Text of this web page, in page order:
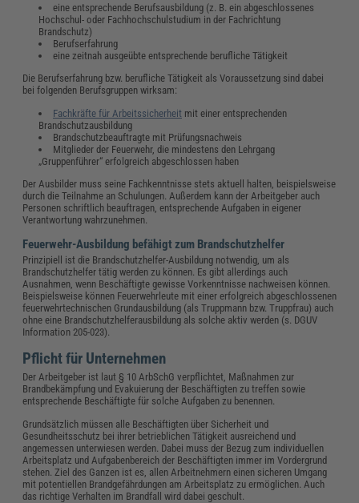
eine entsprechende Berufsausbildung (z. B. ein abgeschlossenes
Hochschul- oder Fachhochschulstudium in der Fachrichtung
Brandschutz)
Berufserfahrung
eine zeitnah ausgeübte entsprechende berufliche Tätigkeit
Die Berufserfahrung bzw. berufliche Tätigkeit als Voraussetzung sind dabei
bei folgenden Berufsgruppen wirksam:
Fachkräfte für Arbeitssicherheit mit einer entsprechenden
Brandschutzausbildung
Brandschutzbeauftragte mit Prüfungsnachweis
Mitglieder der Feuerwehr, die mindestens den Lehrgang
„Gruppenführer“ erfolgreich abgeschlossen haben
Der Ausbilder muss seine Fachkenntnisse stets aktuell halten, beispielsweise
durch die Teilnahme an Schulungen. Außerdem kann der Arbeitgeber auch
Personen schriftlich beauftragen, entsprechende Aufgaben in eigener
Verantwortung wahrzunehmen.
Feuerwehr-Ausbildung befähigt zum Brandschutzhelfer
Prinzipiell ist die Brandschutzhelfer-Ausbildung notwendig, um als
Brandschutzhelfer tätig werden zu können. Es gibt allerdings auch
Ausnahmen, wenn Beschäftigte gewisse Vorkenntnisse nachweisen können.
Beispielsweise können Feuerwehrleute mit einer erfolgreich abgeschlossenen
feuerwehrtechnischen Grundausbildung (als Truppmann bzw. Truppfrau) auch
ohne eine Brandschutzhelferausbildung als solche aktiv werden (s. DGUV
Information 205-023).
Pflicht für Unternehmen
Der Arbeitgeber ist laut § 10 ArbSchG verpflichtet, Maßnahmen zur
Brandbekämpfung und Evakuierung der Beschäftigten zu treffen sowie
entsprechende Beschäftigte für solche Aufgaben zu benennen.
Grundsätzlich müssen alle Beschäftigten über Sicherheit und
Gesundheitsschutz bei ihrer betrieblichen Tätigkeit ausreichend und
angemessen unterwiesen werden. Dabei muss der Bezug zum individuellen
Arbeitsplatz und Aufgabenbereich der Beschäftigten immer im Vordergrund
stehen. Ziel des Ganzen ist es, allen Arbeitnehmern einen sicheren Umgang
mit potentiellen Brandgefährdungen am Arbeitsplatz zu ermöglichen. Auch
das richtige Verhalten im Brandfall wird dabei geschult.